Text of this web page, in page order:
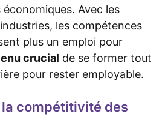
Avec les
les compétences
plus un emploi pour
crucial de se former tout
pour rester employable.
compétitivité des